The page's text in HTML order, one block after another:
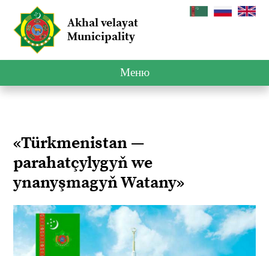
Akhal velayat
Municipality
Меню
«Türkmenistan —
parahatçylygyň we
ynanyşmagyň Watany»